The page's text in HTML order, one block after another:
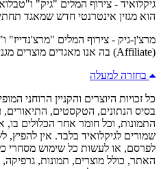
גיקלואיד - צירוף המלים "גיק"
הוא מגזין אינטרנטי חדש שמאגד
מרצ'ן-גיק - צירוף המלים "מרצ'נדייז"
(Affiliate) בה אנו מאגדים מוצרים מגניבים מרחבי הרשת.
בחזרה למעלה
כל זכויות היוצרים והקניין הרוחני
בסיס הנתונים, הטקסטים,
התמונות, וכל חומר אחר הכלולים
שמורים לגיקלואיד בלבד. אין
לפרסם, או לעשות כל שימוש מסחרי
האתר, כולל מוצרים, תמונות,